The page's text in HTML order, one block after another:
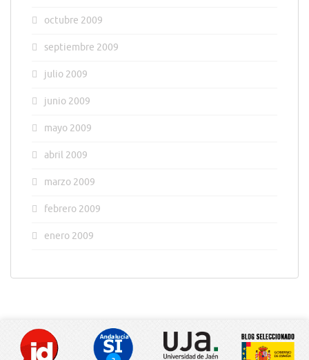
octubre 2009
septiembre 2009
julio 2009
junio 2009
mayo 2009
abril 2009
marzo 2009
febrero 2009
enero 2009